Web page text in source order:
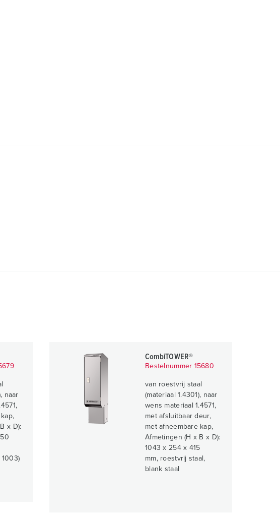
naar
x D):
1003)
CombiTOWER®
Bestelnummer 15680
van roestvrij staal
(materiaal 1.4301), naar
wens materiaal 1.4571,
met afsluitbaar deur,
met afneembare kap,
Afmetingen (H x B x D):
1043 x 254 x 415
mm, roestvrij staal,
blank staal